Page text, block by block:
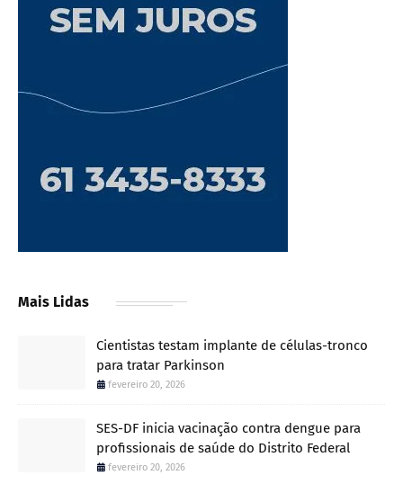
Mais Lidas
Cientistas testam implante de células-tronco
para tratar Parkinson
fevereiro 20, 2026
SES-DF inicia vacinação contra dengue para
profissionais de saúde do Distrito Federal
fevereiro 20, 2026